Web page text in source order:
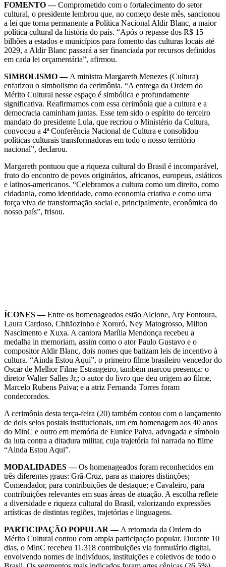
FOMENTO —Comprometido com o fortalecimento do setor
cultural, o presidente lembrou que, no começo deste mês, sancionou
a lei que torna permanente a Política Nacional Aldir Blanc, a maior
política cultural da história do país. “Após o repasse dos R$ 15
bilhões a estados e municípios para fomento das culturas locais até
2029, a Aldir Blanc passará a ser financiada por recursos definidos
em cada lei orçamentária”, afirmou.
SIMBOLISMO —A ministra Margareth Menezes (Cultura)
enfatizou o simbolismo da cerimônia. “A entrega da Ordem do
Mérito Cultural nesse espaço é simbólica e profundamente
significativa. Reafirmamos com essa cerimônia que a cultura e a
democracia caminham juntas. Esse tem sido o espírito do terceiro
mandato do presidente Lula, que recriou o Ministério da Cultura,
convocou a 4ª Conferência Nacional de Cultura e consolidou
políticas culturais transformadoras em todo o nosso território
nacional”, declarou.
Margareth pontuou que a riqueza cultural do Brasil é incomparável,
fruto do encontro de povos originários, africanos, europeus, asiáticos
e latinos-americanos. “Celebramos a cultura como um direito, como
cidadania, como identidade, como economia criativa e como uma
força viva de transformação social e, principalmente, econômica do
nosso país”, frisou.
ÍCONES —Entre os homenageados estão Alcione, Ary Fontoura,
Laura Cardoso, Chitãozinho e Xororó, Ney Matogrosso, Milton
Nascimento e Xuxa. A cantora Marília Mendonça recebeu a
medalha in memoriam, assim como o ator Paulo Gustavo e o
compositor Aldir Blanc, dois nomes que batizam leis de incentivo à
cultura. “Ainda Estou Aqui”, o primeiro filme brasileiro vencedor do
Oscar de Melhor Filme Estrangeiro, também marcou presença: o
diretor Walter Salles Jr,; o autor do livro que deu origem ao filme,
Marcelo Rubens Paiva; e a atriz Fernanda Torres foram
condecorados.
A cerimônia desta terça-feira (20) também contou com o lançamento
de dois selos postais institucionais, um em homenagem aos 40 anos
do MinC e outro em memória de Eunice Paiva, advogada e símbolo
da luta contra a ditadura militar, cuja trajetória foi narrada no filme
“Ainda Estou Aqui”.
MODALIDADES —Os homenageados foram reconhecidos em
três diferentes graus: Grã-Cruz, para as maiores distinções;
Comendador, para contribuições de destaque; e Cavaleiro, para
contribuições relevantes em suas áreas de atuação. A escolha reflete
a diversidade e riqueza cultural do Brasil, valorizando expressões
artísticas de distintas regiões, trajetórias e linguagens.
PARTICIPAÇÃO POPULAR —A retomada da Ordem do
Mérito Cultural contou com ampla participação popular. Durante 10
dias, o MinC recebeu 11.318 contribuições via formulário digital,
envolvendo nomes de indivíduos, instituições e coletivos de todo o